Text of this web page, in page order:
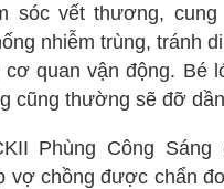
sóc vết thương,
nhiễm trùng, tránh
cơ quan vận động. Bé
cũng thường sẽ đỡ
Phùng Công Sáng
vợ chồng được chẩn